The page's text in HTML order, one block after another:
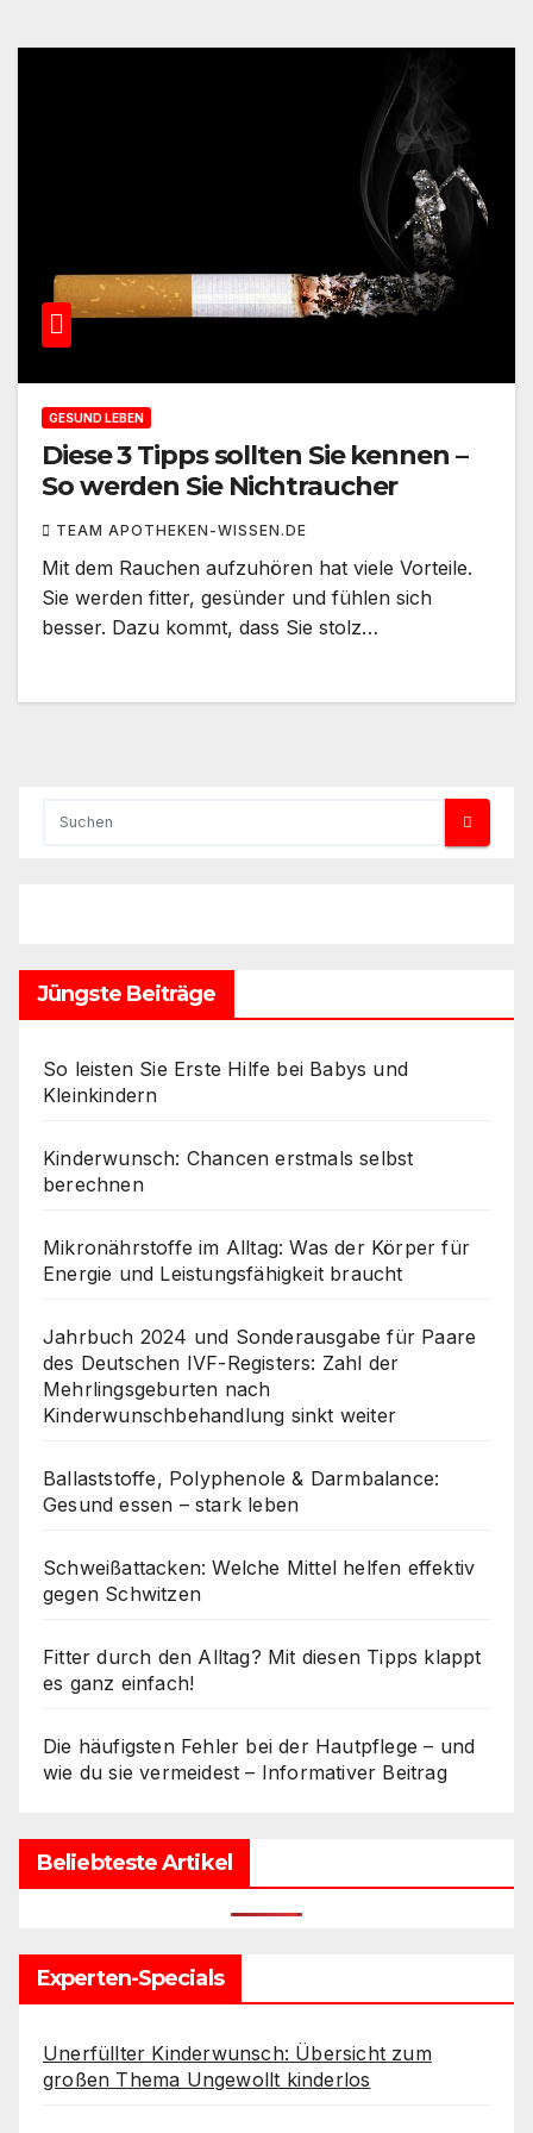
GESUND LEBEN
Diese 3 Tipps sollten Sie kennen –
So werden Sie Nichtraucher
TEAM APOTHEKEN-WISSEN.DE
Mit dem Rauchen aufzuhören hat viele Vorteile.
Sie werden fitter, gesünder und fühlen sich
besser. Dazu kommt, dass Sie stolz…
Jüngste Beiträge
So leisten Sie Erste Hilfe bei Babys und
Kleinkindern
Kinderwunsch: Chancen erstmals selbst
berechnen
Mikronährstoffe im Alltag: Was der Körper für
Energie und Leistungsfähigkeit braucht
Jahrbuch 2024 und Sonderausgabe für Paare
des Deutschen IVF-Registers: Zahl der
Mehrlingsgeburten nach
Kinderwunschbehandlung sinkt weiter
Ballaststoffe, Polyphenole & Darmbalance:
Gesund essen – stark leben
Schweißattacken: Welche Mittel helfen effektiv
gegen Schwitzen
Fitter durch den Alltag? Mit diesen Tipps klappt
es ganz einfach!
Die häufigsten Fehler bei der Hautpflege – und
wie du sie vermeidest – Informativer Beitrag
Beliebteste Artikel
Experten-Specials
Unerfüllter Kinderwunsch: Übersicht zum
großen Thema Ungewollt kinderlos